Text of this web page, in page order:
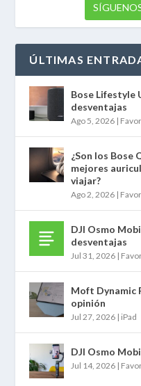
ÚLTIMAS
Bose Lifestyle
desventajas
Ago 5, 2026 |
¿Son los
mejores
viajar?
Ago 2, 2026 |
DJI Osmo
desventajas
Jul 31, 2026 |
Moft Dynamic
opinión
Jul 27, 2026 | iPad
DJI Osmo
Jul 14, 2026 |